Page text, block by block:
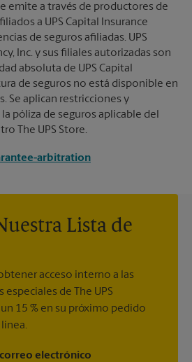
emite a través de productores de
a UPS Capital Insurance
de seguros afiliadas. UPS
Inc. y sus filiales autorizadas son
absoluta de UPS Capital
de seguros no está disponible en
Se aplican restricciones y
póliza de seguros aplicable del
The UPS Store.
arbitration
Lista de
acceso interno a las
de The UPS
15 % en su próximo pedido
electrónico